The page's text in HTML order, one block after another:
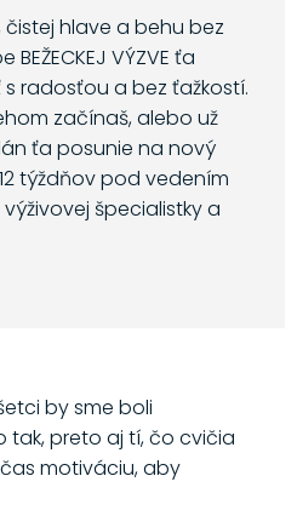
čistej hlave a behu bez
VÝZVE ťa
radosťou a bez ťažkostí.
začínaš, alebo už
ťa posunie na nový
týždňov pod vedením
špecialistky a
by sme boli
tak, preto aj tí, čo cvičia
motiváciu, aby